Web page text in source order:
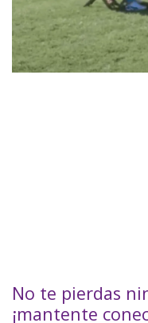
No te pierdas
¡mantente